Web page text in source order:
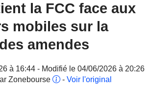
la FCC face aux
mobiles sur la
amendes
à 16:44 - Modifié le 04/06/2026 à 20:26
Zonebourse
- Voir l'original